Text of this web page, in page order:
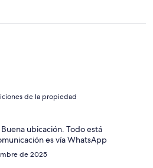
de la propiedad
ubicación. Todo está
es vía WhatsApp
de 2025